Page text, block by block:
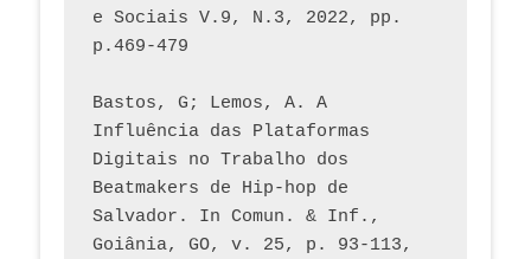
e Sociais V.9, N.3, 2022, pp.
p.469-479
Bastos, G; Lemos, A. A
Influência das Plataformas
Digitais no Trabalho dos
Beatmakers de Hip-hop de
Salvador. In Comun. & Inf.,
Goiânia, GO, v. 25, p. 93-113,